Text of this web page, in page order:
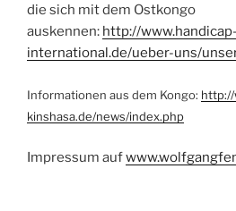
die sich mit dem Ostkongo
auskennen: http://www.handicap-
international.de/ueber-uns/
Informationen aus dem Kongo: http://
kinshasa.de/news/index.php
Impressum auf